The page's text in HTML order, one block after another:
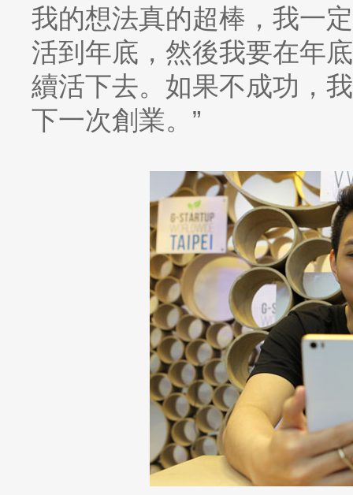
我的想法真的超棒，我一
活到年底，然後我要在年
續活下去。如果不成功，
下一次創業。”